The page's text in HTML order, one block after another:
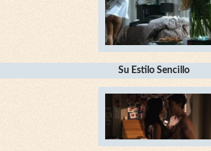
Su Estilo Sencillo